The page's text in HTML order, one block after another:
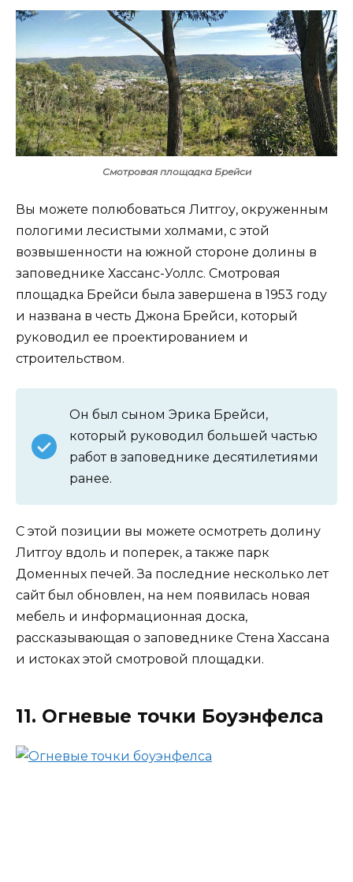
Смотровая площадка Брейси
Вы можете полюбоваться Литгоу, окруженным
пологими лесистыми холмами, с этой
возвышенности на южной стороне долины в
заповеднике Хассанс-Уоллс. Смотровая
площадка Брейси была завершена в 1953 году
и названа в честь Джона Брейси, который
руководил ее проектированием и
строительством.
Он был сыном Эрика Брейси,
который руководил большей частью
работ в заповеднике десятилетиями
ранее.
С этой позиции вы можете осмотреть долину
Литгоу вдоль и поперек, а также парк
Доменных печей. За последние несколько лет
сайт был обновлен, на нем появилась новая
мебель и информационная доска,
рассказывающая о заповеднике Стена Хассана
и истоках этой смотровой площадки.
11. Огневые точки Боуэнфелса